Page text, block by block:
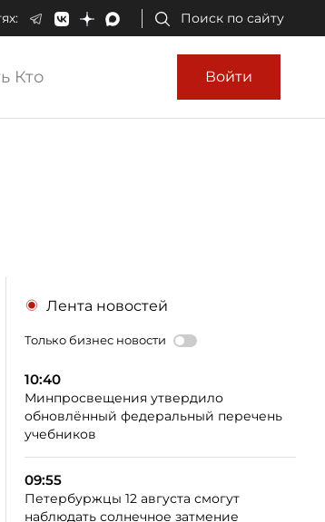
Поиск по сайту
Кто Войти
Лента новостей
Только бизнес новости
10:40
Минпросвещения утвердило
обновлённый федеральный перечень
учебников
09:55
Петербуржцы 12 августа смогут
наблюдать солнечное затмение